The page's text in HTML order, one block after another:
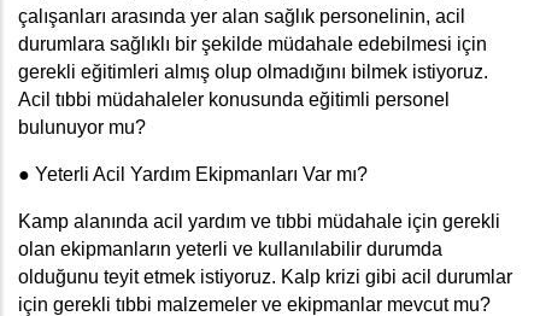
çalışanları arasında yer alan sağlık personelinin, acil
durumlara sağlıklı bir şekilde müdahale edebilmesi için
gerekli eğitimleri almış olup olmadığını bilmek istiyoruz.
Acil tıbbi müdahaleler konusunda eğitimli personel
bulunuyor mu?
● Yeterli Acil Yardım Ekipmanları Var mı?
Kamp alanında acil yardım ve tıbbi müdahale için gerekli
olan ekipmanların yeterli ve kullanılabilir durumda
olduğunu teyit etmek istiyoruz. Kalp krizi gibi acil durumlar
için gerekli tıbbi malzemeler ve ekipmanlar mevcut mu?